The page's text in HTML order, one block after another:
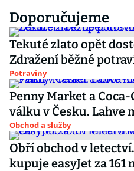
Doporučujeme
Tekuté zlato opět
Zdražení běžné
Potraviny
Penny Market a
válku v Česku. Lahve
Obchod a služby
Obří obchod v
kupuje easyJet za